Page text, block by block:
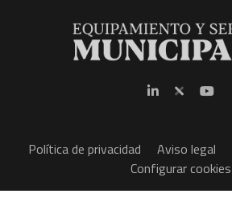
Política de privacidad Aviso legal
Configurar cookies